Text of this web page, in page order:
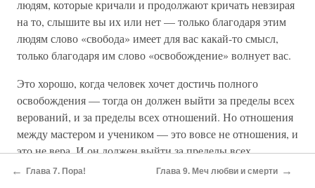
людям, которые кричали и продолжают кричать невзирая
на то, слышите вы их или нет — только благодаря этим
людям слово «свобода» имеет для вас какай-то смысл,
только благодаря им слово «освобождение» волнует вас.
Это хорошо, когда человек хочет достичь полного
освобождения — тогда он должен выйти за пределы всех
верований, и за пределы всех отношений. Но отношения
между мастером и учеником — это вовсе не отношения, и
это не вера. И он должен выйти за пределы всех
традиций — но это также и не традиция. Традиция
← Глава 7. Пора! Глава 9. Меч любви и смерти →